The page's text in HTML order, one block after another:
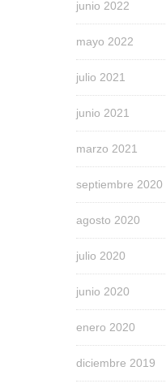
junio 2022
mayo 2022
julio 2021
junio 2021
marzo 2021
septiembre 2020
agosto 2020
julio 2020
junio 2020
enero 2020
diciembre 2019